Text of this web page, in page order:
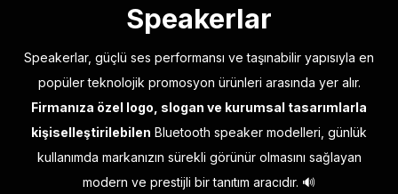
Speakerlar
Speakerlar, güçlü ses performansı ve taşınabilir yapısıyla en
popüler teknolojik promosyon ürünleri arasında yer alır.
Firmanıza özel logo, slogan ve kurumsal tasarımlarla
kişiselleştirilebilen Bluetooth speaker modelleri, günlük
kullanımda markanızın sürekli görünür olmasını sağlayan
modern ve prestijli bir tanıtım aracıdır. 🔊